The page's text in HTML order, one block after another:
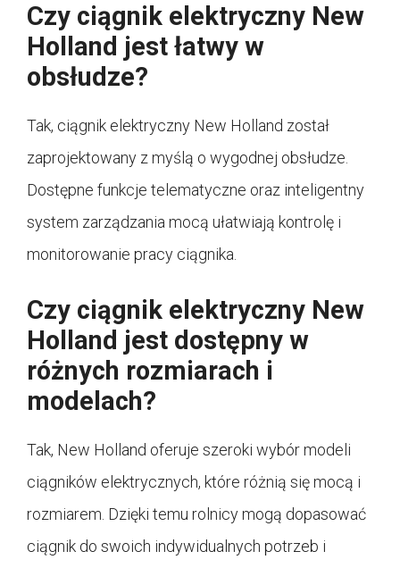
Czy ciągnik elektryczny New
Holland jest łatwy w
obsłudze?
Tak, ciągnik elektryczny New Holland został
zaprojektowany z myślą o wygodnej obsłudze.
Dostępne funkcje telematyczne oraz inteligentny
system zarządzania mocą ułatwiają kontrolę i
monitorowanie pracy ciągnika.
Czy ciągnik elektryczny New
Holland jest dostępny w
różnych rozmiarach i
modelach?
Tak, New Holland oferuje szeroki wybór modeli
ciągników elektrycznych, które różnią się mocą i
rozmiarem. Dzięki temu rolnicy mogą dopasować
ciągnik do swoich indywidualnych potrzeb i